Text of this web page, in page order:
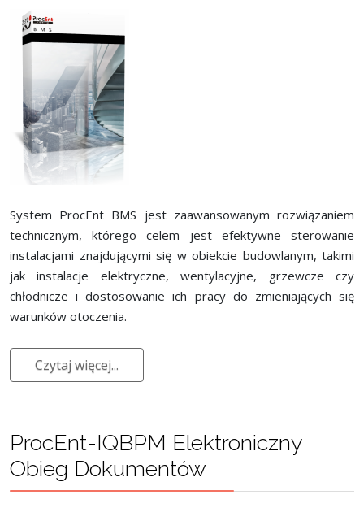
System ProcEnt BMS jest zaawansowanym rozwiązaniem
technicznym, którego celem jest efektywne sterowanie
instalacjami znajdującymi się w obiekcie budowlanym, takimi
jak instalacje elektryczne, wentylacyjne, grzewcze czy
chłodnicze i dostosowanie ich pracy do zmieniających się
warunków otoczenia.
Czytaj więcej...
ProcEnt-IQBPM Elektroniczny
Obieg Dokumentów